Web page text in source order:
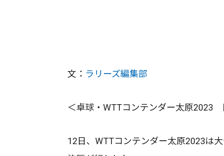
文： ラリーズ編集部
＜卓球・WTTコンテンダー太原
12日、WTTコンテンダー太原2023は